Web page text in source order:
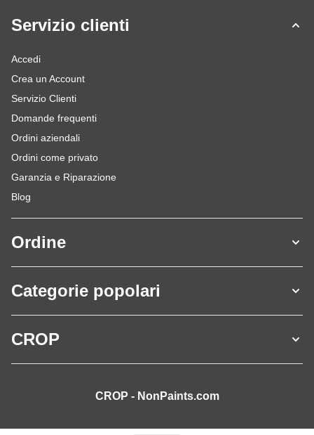
Servizio clienti
Accedi
Crea un Account
Servizio Clienti
Domande frequenti
Ordini aziendali
Ordini come privato
Garanzia e Riparazione
Blog
Ordine
Categorie popolari
CROP
CROP - NonPaints.com